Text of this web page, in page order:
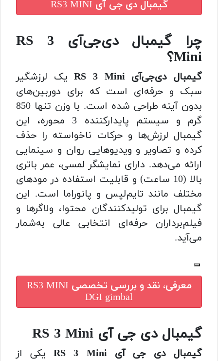
گیمبال دی جی آی RS3 MINI
چرا گیمبال دی‌جی‌آی RS 3
Mini؟
گیمبال دی‌جی‌آی RS 3 Mini
یک لرزشگیر
سبک و حرفه‌ای است که برای دوربین‌های
بدون آینه طراحی شده است. با وزن تنها 850
گرم و سیستم پایدارکننده 3 محوره، این
گیمبال لرزش‌ها و حرکات ناخواسته را حذف
کرده و تصاویر و ویدیوهایی روان و سینمایی
ارائه می‌دهد. دارای نمایشگر لمسی، عمر باتری
بالا (10 ساعت) و قابلیت استفاده در مودهای
مختلف مانند تایم‌لپس و پانوراما است. این
گیمبال برای تولیدکنندگان محتوا، ولاگرها و
فیلم‌برداران حرفه‌ای انتخابی عالی به‌شمار
می‌آید.
معرفی، نقد و بررسی تخصصی RS3 MINI
DGI gimbal
گیمبال دی جی آی RS 3 Mini
گیمبال دی جی آی RS 3 Mini
یکی از